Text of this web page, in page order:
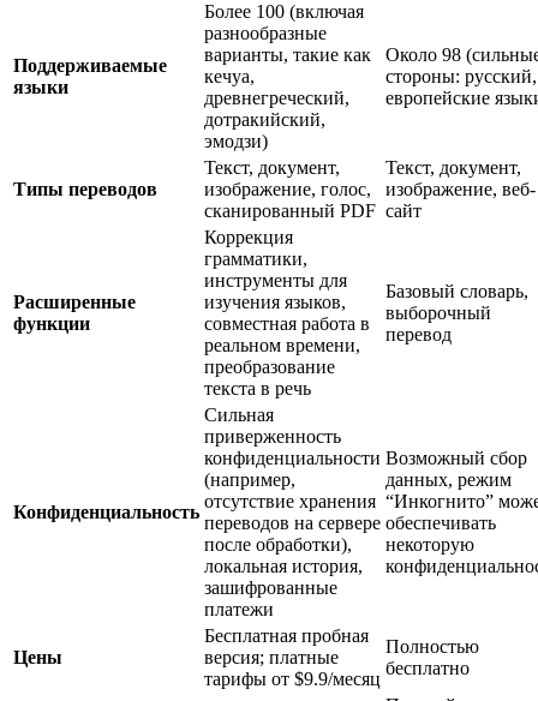
Поддерживаемые
языки
Более 100 (включая
разнообразные
варианты, такие как
кечуа,
древнегреческий,
дотракийский,
эмодзи)
Около 98
стороны: русский,
европейские
Типы переводов
Текст, документ,
изображение, голос,
сканированный PDF
Текст, документ,
изображение, веб-
сайт
Расширенные
функции
Коррекция
грамматики,
инструменты для
изучения языков,
совместная работа в
реальном времени,
преобразование
текста в речь
Базовый словарь,
выборочный
перевод
Конфиденциальность
Сильная
приверженность
конфиденциальности
(например,
отсутствие хранения
переводов на сервере
после обработки),
локальная история,
зашифрованные
платежи
Возможный сбор
данных, режим
“Инкогнито”
обеспечивать
некоторую
Цены
Бесплатная пробная
версия; платные
тарифы от $9.9/месяц
Полностью
бесплатно